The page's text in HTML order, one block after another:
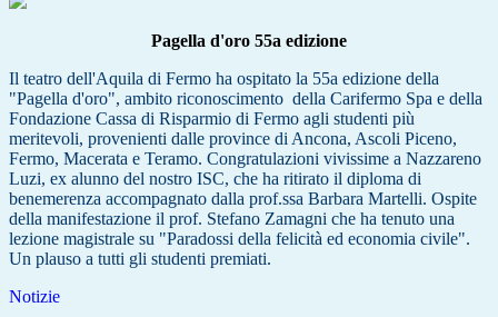
Pagella d'oro 55a edizione
Il teatro dell'Aquila di Fermo ha ospitato la 55a edizione della
"Pagella d'oro", ambito riconoscimento della Carifermo Spa e della
Fondazione Cassa di Risparmio di Fermo agli studenti più
meritevoli, provenienti dalle province di Ancona, Ascoli Piceno,
Fermo, Macerata e Teramo. Congratulazioni vivissime a Nazzareno
Luzi, ex alunno del nostro ISC, che ha ritirato il diploma di
benemerenza accompagnato dalla prof.ssa Barbara Martelli. Ospite
della manifestazione il prof. Stefano Zamagni che ha tenuto una
lezione magistrale su "Paradossi della felicità ed economia civile".
Un plauso a tutti gli studenti premiati.
Notizie